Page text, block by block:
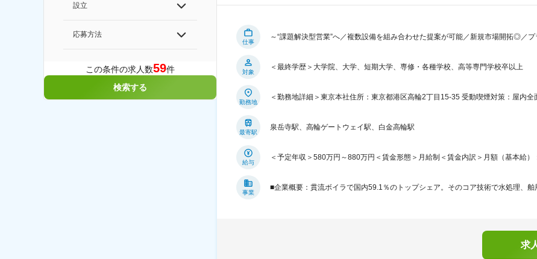
設立
応募方法
この条件の求人数59件
検索する
仕事
～“課題解決型営業”へ／複数設備を組み合わせた提案が可能／新規市場開拓◎／
対象
＜最終学歴＞大学院、大学、短期大学、専修・各種学校、高等専門学校卒以上
勤務地
＜勤務地詳細＞東京本社住所：東京都港区高輪2丁目15-35 受動喫煙対策：屋内
最寄駅
泉岳寺駅、高輪ゲートウェイ駅、白金高輪駅
給与
＜予定年収＞580万円～880万円＜賃金形態＞月給制＜賃金内訳＞月額（基本給
事業
■企業概要：貫流ボイラで国内59.1％のトップシェア。そのコア技術で水処理、
求